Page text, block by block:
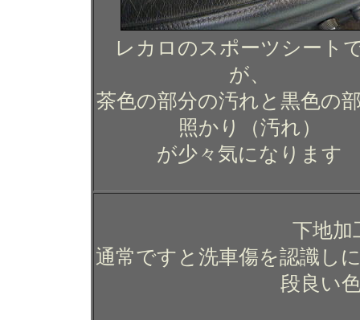
レカロのスポーツシート
が、
茶色の部分の汚れと黒色の
照かり（汚れ）
が少々気になります
下地加
通常ですと洗車傷を認識し
段良い